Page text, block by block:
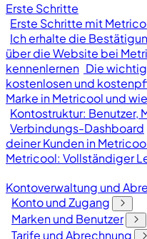
Erste Schritte
Erste Schritte mit
Ich erhalte die
über die Website bei
kennenlernen Die
kostenlosen und
Marke in Metricool und
Kontostruktur: Benutzer,
Verbindungs-Dashboard
deiner Kunden in
Metricool: Vollständiger
Kontoverwaltung und
Konto und Zugang
Marken und Benutzer
Tarife und Abrechnung